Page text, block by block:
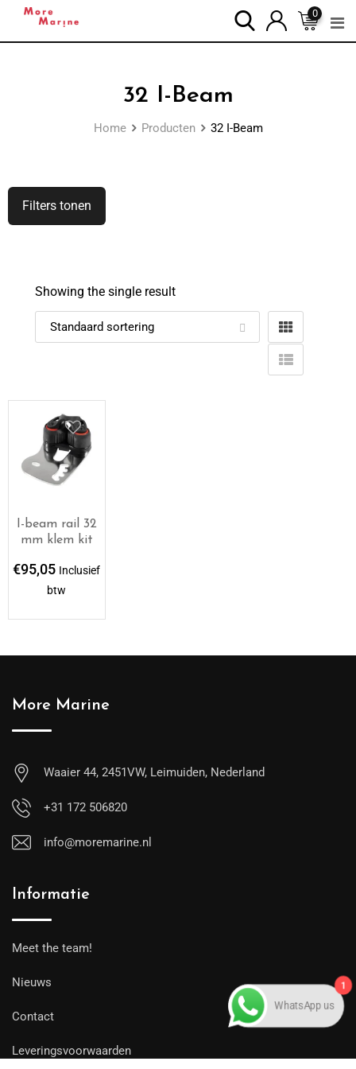
0
32 I-Beam
Home Producten 32 I-Beam
Filters tonen
Showing the single result
I-beam rail 32
mm klem kit
€95,05 Inclusief
btw
More Marine
Waaier 44, 2451VW, Leimuiden, Nederland
+31 172 506820
info@moremarine.nl
Informatie
Meet the team!
Nieuws
Contact
Leveringsvoorwaarden
1
WhatsApp us